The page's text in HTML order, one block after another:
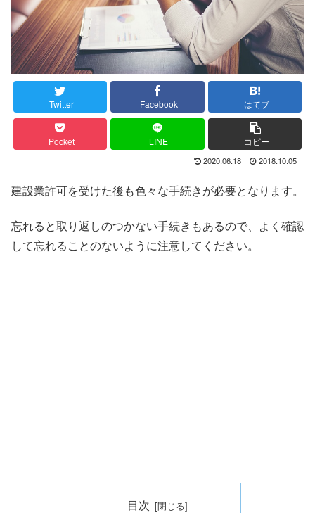
Twitter Facebook はてブ
Pocket LINE コピー
2020.06.18 2018.10.05
建設業許可を受けた後も色々な手続きが必要となります。
忘れると取り返しのつかない手続きもあるので、よく確認
して忘れることのないように注意してください。
目次